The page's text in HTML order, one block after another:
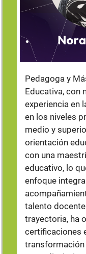
.
Pedagoga y
Educativa, con
experiencia en
en los niveles
medio y
orientación
con una
educativo, lo
enfoque
talento
trayectoria, ha
certificaciones
transformación